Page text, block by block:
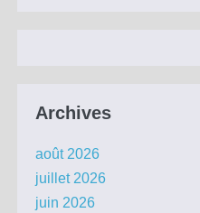
Archives
août 2026
juillet 2026
juin 2026